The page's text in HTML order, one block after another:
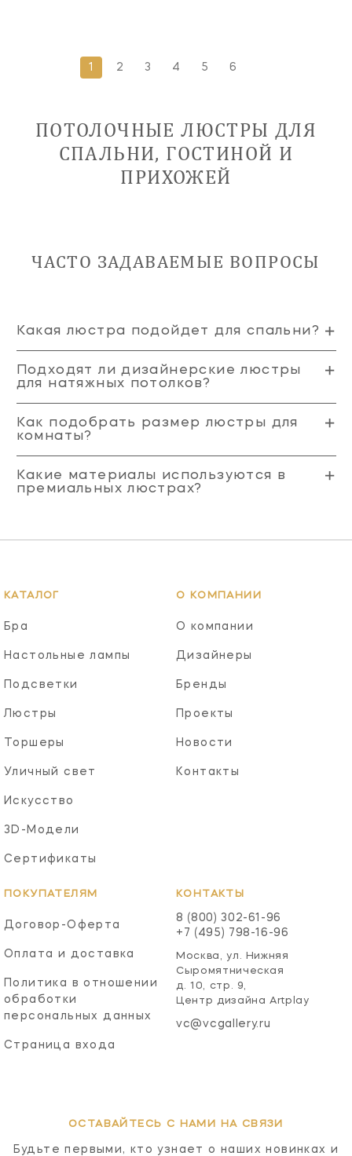
1 2 3 4 5 6
ПОТОЛОЧНЫЕ ЛЮСТРЫ ДЛЯ
СПАЛЬНИ, ГОСТИНОЙ И
ПРИХОЖЕЙ
ЧАСТО ЗАДАВАЕМЫЕ ВОПРОСЫ
Какая люстра подойдет для спальни?
Подходят ли дизайнерские люстры
для натяжных потолков?
Как подобрать размер люстры для
комнаты?
Какие материалы используются в
премиальных люстрах?
КАТАЛОГ
Бра
Настольные лампы
Подсветки
Люстры
Торшеры
Уличный свет
Искусство
3D-Модели
Сертификаты
О КОМПАНИИ
О компании
Дизайнеры
Бренды
Проекты
Новости
Контакты
ПОКУПАТЕЛЯМ
Договор-Оферта
Оплата и доставка
Политика в отношении
обработки
персональных данных
Страница входа
КОНТАКТЫ
8 (800) 302-61-96
+7 (495) 798-16-96
Москва, ул. Нижняя
Сыромятническая
д. 10, стр. 9,
Центр дизайна Artplay
vc@vcgallery.ru
ОСТАВАЙТЕСЬ С НАМИ НА СВЯЗИ
Будьте первыми, кто узнает о наших новинках и